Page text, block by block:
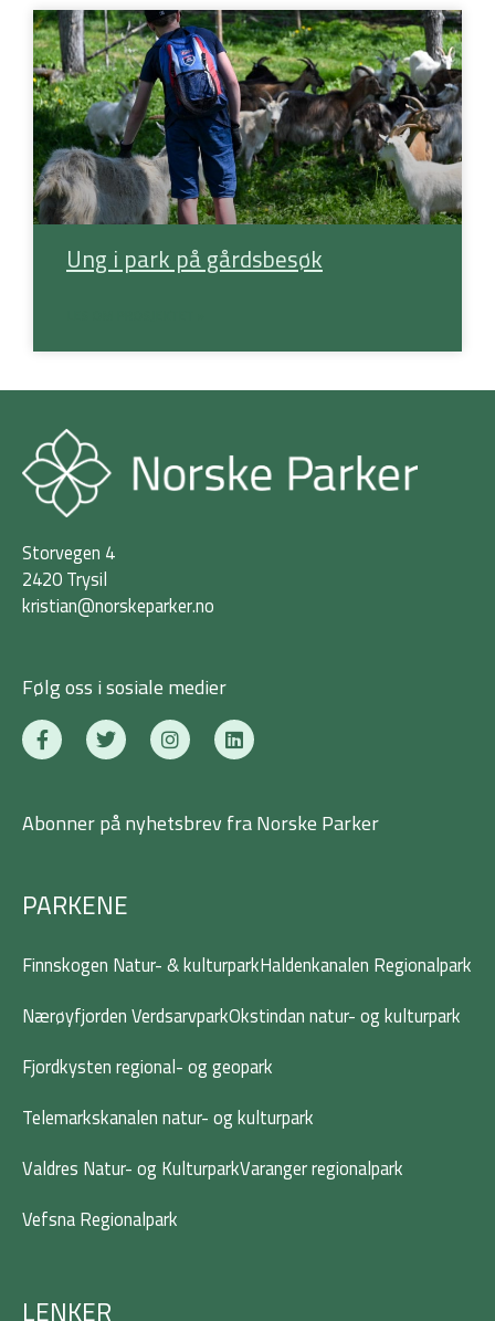
Ung i park på gårdsbesøk
Storvegen 4
2420 Trysil
kristian@norskeparker.no
Følg oss i sosiale medier
F
a
c
o
-
f
T
w
i
e
I
n
s
a
g
L
i
n
e
d
Abonner på nyhetsbrev fra Norske Parker
PARKENE
Finnskogen Natur- & kulturparkHaldenkanalen Regionalpark
Nærøyfjorden VerdsarvparkOkstindan natur- og kulturpark
Fjordkysten regional- og geopark
Telemarkskanalen natur- og kulturpark
Valdres Natur- og KulturparkVaranger regionalpark
Vefsna Regionalpark